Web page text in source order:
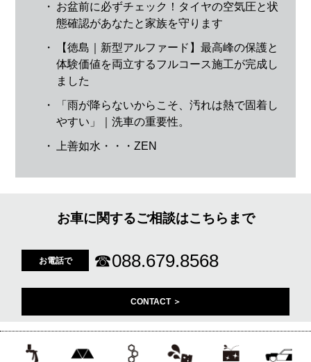
・ お盆前に必ずチェック！タイヤの空気圧と状
態確認があなたと家族を守ります
・
【徳島｜新型アルファード】最高峰の保護と
体験価値を両立するフルコース施工が完成し
ました
・
「雨が降らないからこそ、汚れは熱で固着し
やすい」｜洗車の重要性。
・ 上善如水・・・ZEN
お車に関するご相談はこちらまで
お電話で ☎088.679.8568
CONTACT ＞